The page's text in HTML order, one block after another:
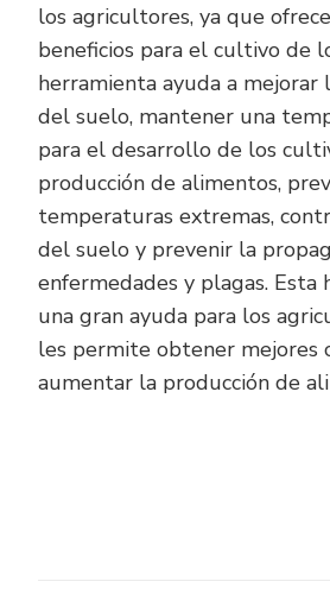
los agricultores, ya que
beneficios para el cultivo de
herramienta ayuda a
del suelo, mantener una
para el desarrollo de los
producción de alimentos,
temperaturas extremas,
del suelo y prevenir la
enfermedades y plagas. Esta
una gran ayuda para los
les permite obtener mejores
aumentar la producción de